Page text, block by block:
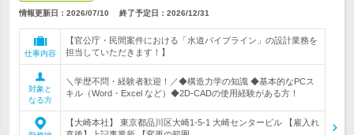
情報更新日：2026/07/10 終了予定日： 2026/12/31
仕事内容
【官公庁・民間案件における「水道パイプライン」の設計業務を
担当していただきます！】
対象と
なる方
＼学歴不問・経験者歓迎！／◆構造力学の知識 ◆基本的なPCス
キル（Word・Excel など）◆2D-CADの使用経験がある方！
【大崎本社】 東京都品川区大崎1-5-1 大崎センタービル 【雇入れ